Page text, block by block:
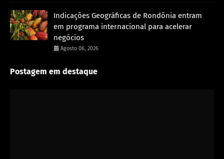
Indicações Geográficas de Rondônia entram
em programa internacional para acelerar
negócios
Agosto 06, 2026
Postagem em destaque